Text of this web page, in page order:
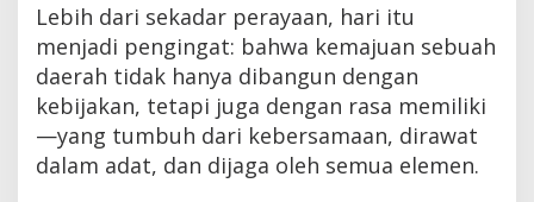
Lebih dari sekadar perayaan, hari itu
menjadi pengingat: bahwa kemajuan sebuah
daerah tidak hanya dibangun dengan
kebijakan, tetapi juga dengan rasa memiliki
—yang tumbuh dari kebersamaan, dirawat
dalam adat, dan dijaga oleh semua elemen.